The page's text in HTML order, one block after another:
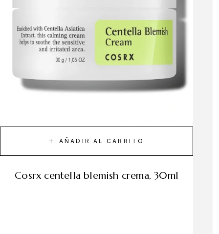
AÑADIR AL CARRITO
cosrx centella blemish crema, 30ml